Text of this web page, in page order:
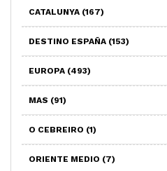
CATALUNYA (167)
DESTINO ESPAÑA (153)
EUROPA (493)
MAS (91)
O CEBREIRO (1)
ORIENTE MEDIO (7)